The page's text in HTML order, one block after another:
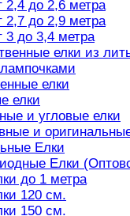
2,4 до 2,6 метра
2,7 до 2,9 метра
3 до 3,4 метра
елки из
елки
елки
и угловые елки
и
Елки
Елки
до 1 метра
120 см.
150 см.